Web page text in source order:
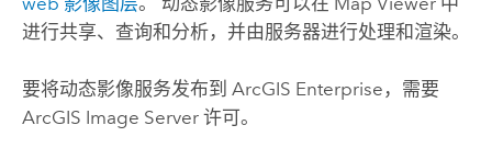
进行共享、查询和分析，并由服务器进行处理和渲染。
要将动态影像服务发布到 ArcGIS Enterprise ，需要
ArcGIS Image Server许可。